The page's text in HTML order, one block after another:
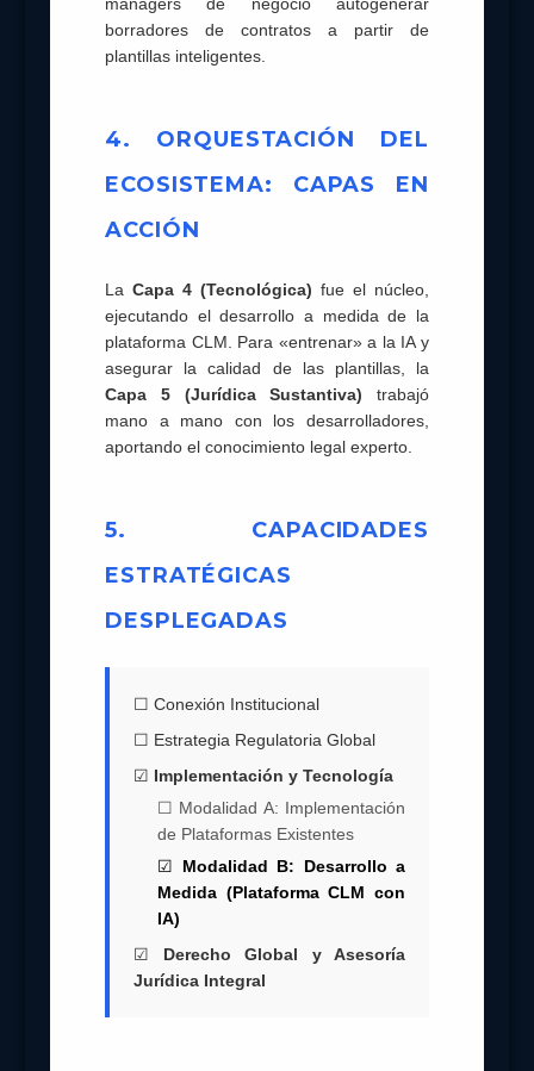
borradores de contratos a partir de
plantillas inteligentes.
4. ORQUESTACIÓN DEL
ECOSISTEMA: CAPAS EN
ACCIÓN
La Capa 4 (Tecnológica) fue el núcleo,
ejecutando el desarrollo a medida de la
plataforma CLM. Para «entrenar» a la IA y
asegurar la calidad de las plantillas, la
Capa 5 (Jurídica Sustantiva) trabajó
mano a mano con los desarrolladores,
aportando el conocimiento legal experto.
5. CAPACIDADES
ESTRATÉGICAS
DESPLEGADAS
☐ Conexión Institucional
☐ Estrategia Regulatoria Global
☑ Implementación y Tecnología
☐ Modalidad A: Implementación
de Plataformas Existentes
☑ Modalidad B: Desarrollo a
Medida (Plataforma CLM con
IA)
☑ Derecho Global y Asesoría
Jurídica Integral